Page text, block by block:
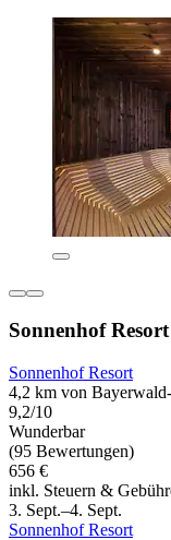
Sonnenhof Resort
Sonnenhof Resort
4,2 km von
9,2/10
Wunderbar
(95 Bewertungen)
656 €
inkl. Steuern &
3. Sept.–4. Sept.
Sonnenhof Resort